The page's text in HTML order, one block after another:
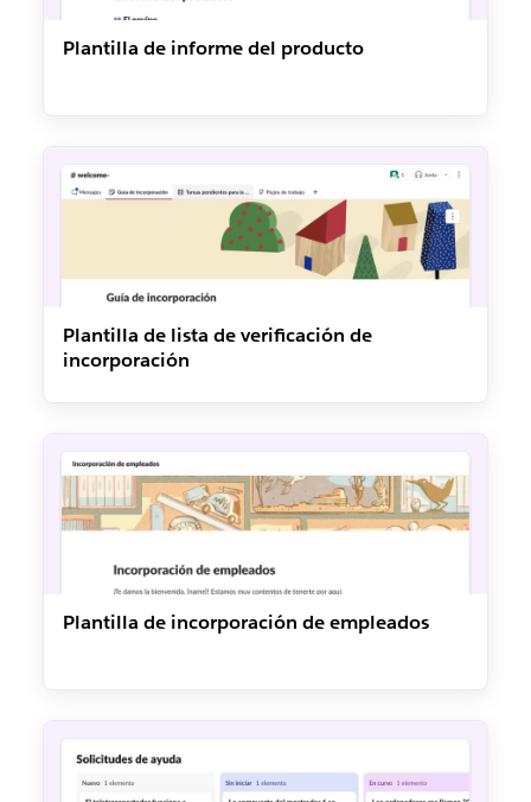
Plantilla de informe del producto
Plantilla de lista de verificación de
incorporación
Plantilla de incorporación de empleados